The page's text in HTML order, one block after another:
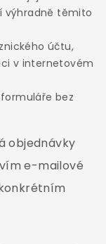
výhradně těmito
účtu,
v internetovém
bez
objednávky
e-mailové